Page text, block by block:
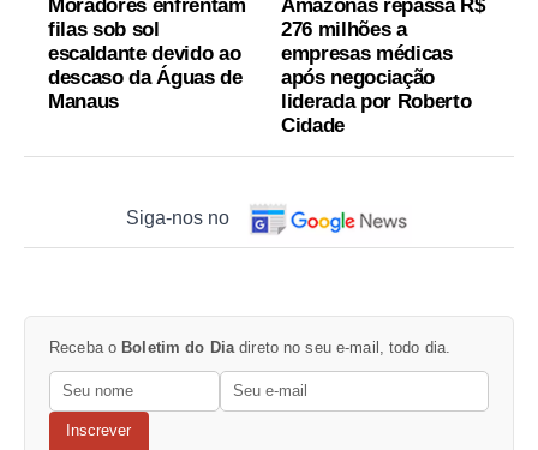
Moradores enfrentam
filas sob sol
escaldante devido ao
descaso da Águas de
Manaus
Amazonas repassa R$
276 milhões a
empresas médicas
após negociação
liderada por Roberto
Cidade
Siga-nos no
Receba o Boletim do Diadireto no seu e-mail, todo dia.
Inscrever